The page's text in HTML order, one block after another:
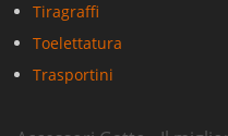
Tiragraffi
Toelettatura
Trasportini